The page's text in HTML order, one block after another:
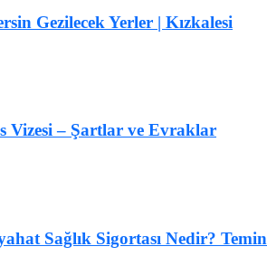
Gezilecek Yerler | Kızkalesi
Vizesi – Şartlar ve Evraklar
Sağlık Sigortası Nedir?